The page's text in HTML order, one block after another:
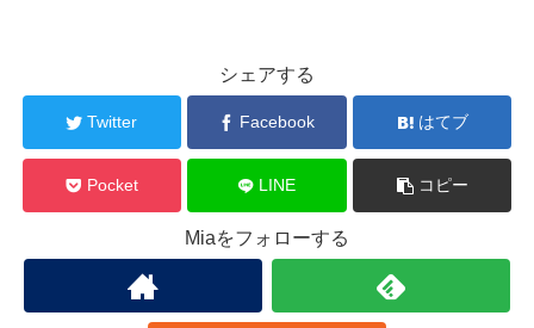
シェアする
Twitter Facebook はてブ
Pocket LINE コピー
Miaをフォローする